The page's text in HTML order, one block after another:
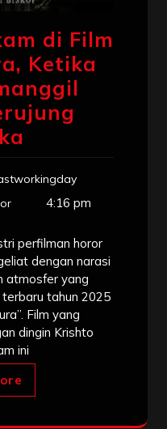
di Film
Ketika
4:16 pm
perfilman horor
dengan narasi
atmosfer yang
terbaru tahun 2025
Film yang
dingin Krishto
ini